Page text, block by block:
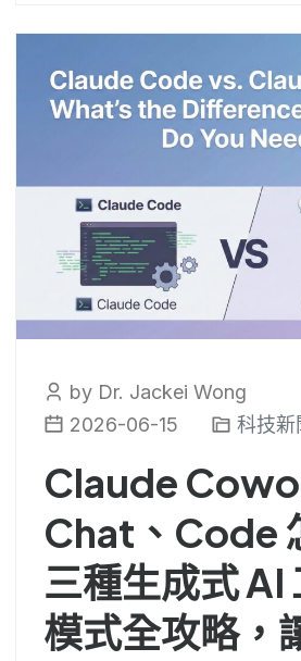
by Dr. Jackei Wong
2026-06-15
科技新
Claude
Chat、Code
三種生成式 AI
模式全攻略，